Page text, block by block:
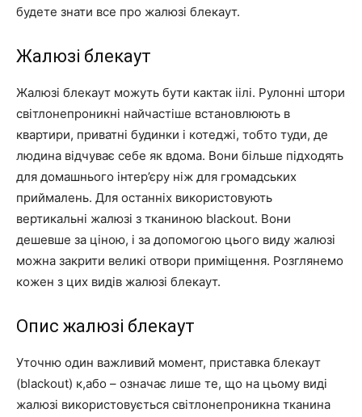
будете знати все про жалюзі блекаут.
Жалюзі блекаут
Жалюзі блекаут можуть бути кактак іілі. Рулонні штори
світлонепроникні найчастіше встановлюють в
квартири, приватні будинки і котеджі, тобто туди, де
людина відчуває себе як вдома. Вони більше підходять
для домашнього інтер’єру ніж для громадських
приймалень. Для останніх використовують
вертикальні жалюзі з тканиною blackout. Вони
дешевше за ціною, і за допомогою цього виду жалюзі
можна закрити великі отвори приміщення. Розглянемо
кожен з цих видів жалюзі блекаут.
Опис жалюзі блекаут
Уточню один важливий момент, приставка блекаут
(blackout) к,або – означає лише те, що на цьому виді
жалюзі використовується світлонепроникна тканина